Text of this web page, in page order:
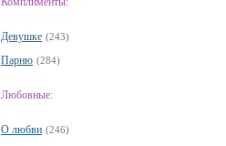
Девушке (243)
Парню (284)
Любовные:
О любви (246)